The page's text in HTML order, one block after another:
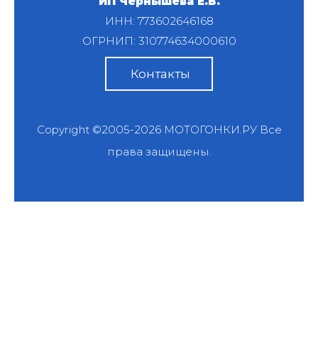
ИНН: 773602646168
ОГРНИП: 310774634000610
Контакты
Copyright ©2005-2026 МОТОГОНКИ.РУВсе
права защищены.